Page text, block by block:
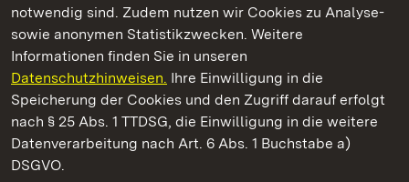
notwendig sind. Zudem nutzen wir Cookies zu Analyse-
sowie anonymen Statistikzwecken. Weitere
Informationen finden Sie in unseren
Datenschutzhinweisen. Ihre Einwilligung in die
Speicherung der Cookies und den Zugriff darauf erfolgt
nach § 25 Abs. 1 TTDSG, die Einwilligung in die weitere
Datenverarbeitung nach Art. 6 Abs. 1 Buchstabe a)
DSGVO.
Staatliche Schlösser und Gärten Baden‑Württemberg
Staatliche Schlösser und Gärten Baden-Württemberg
Kontakt